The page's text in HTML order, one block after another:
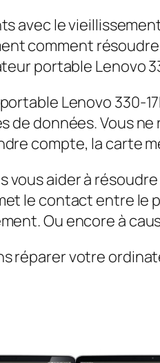
avec le
comment
portable Lenovo
Lenovo 330-
de données. Vous
compte, la carte
vous aider à
le contact entre le
Ou encore à
réparer votre